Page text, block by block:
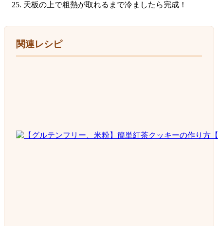
天板の上で粗熱が取れるまで冷ましたら完成！
関連レシピ